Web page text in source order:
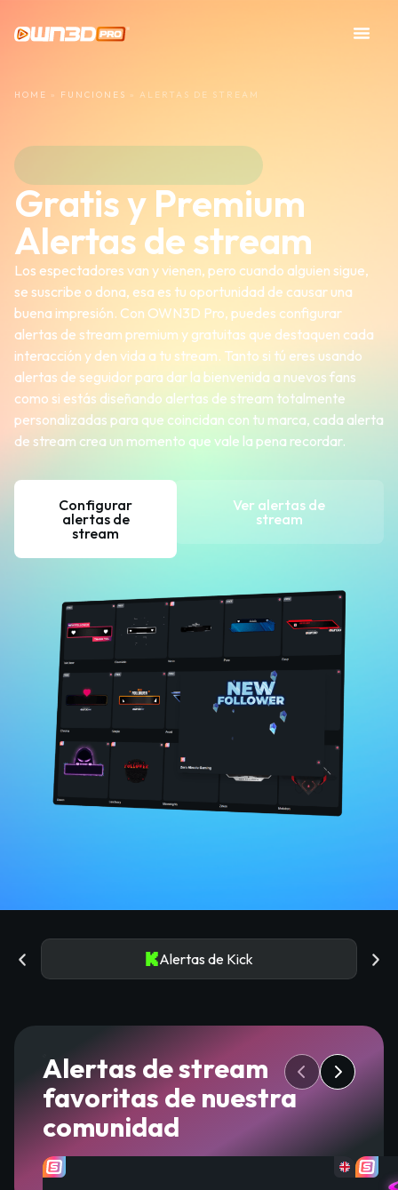
HOME » FUNCIONES » ALERTAS DE STREAM
Gratis y Premium
Alertas de stream
Los espectadores van y vienen, pero cuando alguien sigue,
se suscribe o dona, esa es tu oportunidad de causar una
buena impresión. Con OWN3D Pro, puedes configurar
alertas de stream premium y gratuitas que destaquen cada
interacción y den vida a tu stream. Tanto si tú eres usando
alertas de seguidor para dar la bienvenida a nuevos fans
como si estás diseñando alertas de stream totalmente
personalizadas para que coincidan con tu marca, cada alerta
de stream crea un momento que vale la pena recordar.
Configurar
alertas de
stream
Ver alertas de
stream
Alertas de Kick
Alertas de stream
favoritas de nuestra
comunidad